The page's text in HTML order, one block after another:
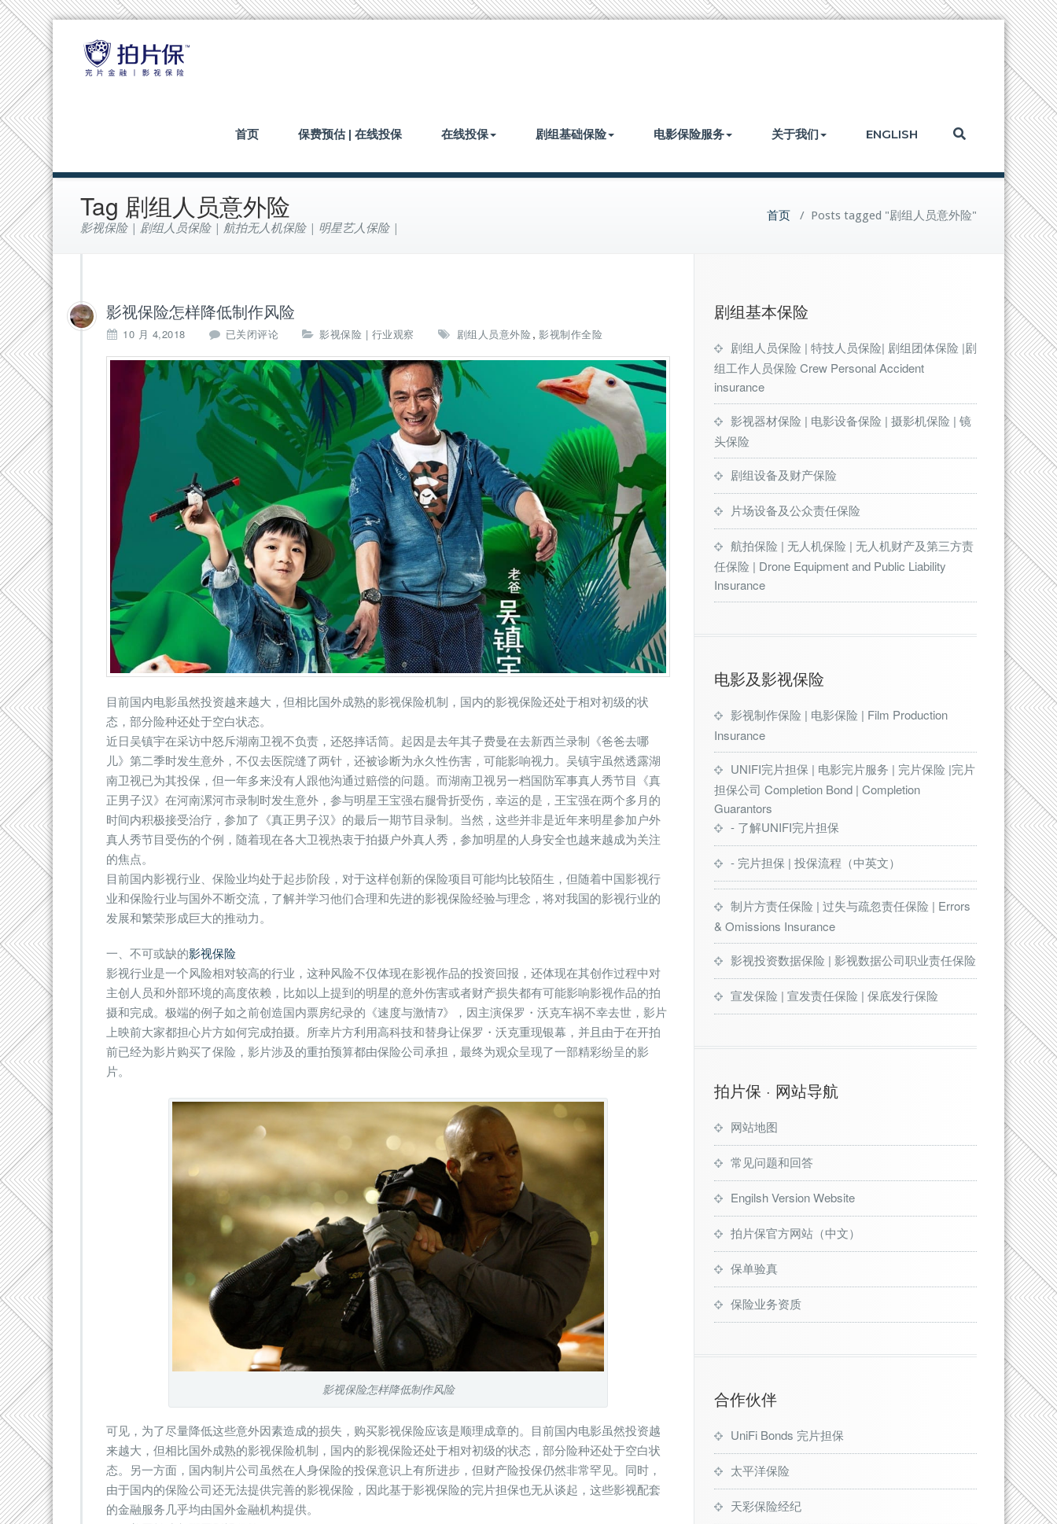
首页 保费预估 | 在线投保 在线投保 剧组基础保险 电影保险服务 关于我们 ENGLISH
Tag 剧组人员意外险
影视保险 | 剧组人员保险 | 航拍无人机保险 | 明星艺人保险 |
首页 / Posts tagged "剧组人员意外险"
影视保险怎样降低制作风险
10 月 4,2018 已关闭评论 影视保险 | 行业观察 剧组人员意外险 , 影视制作全险
目前国内电影虽然投资越来越大，但相比国外成熟的影视保险机制，国内的影视保险还处于相对初级的状
态，部分险种还处于空白状态。
近日吴镇宇在采访中怒斥湖南卫视不负责，还怒摔话筒。起因是去年其子费曼在去新西兰录制《爸爸去哪
儿》第二季时发生意外，不仅去医院缝了两针，还被诊断为永久性伤害，可能影响视力。吴镇宇虽然透露湖
南卫视已为其投保，但一年多来没有人跟他沟通过赔偿的问题。而湖南卫视另一档国防军事真人秀节目《真
正男子汉》在河南漯河市录制时发生意外，参与明星王宝强右腿骨折受伤，幸运的是，王宝强在两个多月的
时间内积极接受治疗，参加了《真正男子汉》的最后一期节目录制。当然，这些并非是近年来明星参加户外
真人秀节目受伤的个例，随着现在各大卫视热衷于拍摄户外真人秀，参加明星的人身安全也越来越成为关注
的焦点。
目前国内影视行业、保险业均处于起步阶段，对于这样创新的保险项目可能均比较陌生，但随着中国影视行
业和保险行业与国外不断交流，了解并学习他们合理和先进的影视保险经验与理念，将对我国的影视行业的
发展和繁荣形成巨大的推动力。
一、不可或缺的影视保险
影视行业是一个风险相对较高的行业，这种风险不仅体现在影视作品的投资回报，还体现在其创作过程中对
主创人员和外部环境的高度依赖，比如以上提到的明星的意外伤害或者财产损失都有可能影响影视作品的拍
摄和完成。极端的例子如之前创造国内票房纪录的《速度与激情7》，因主演保罗・沃克车祸不幸去世，影片
上映前大家都担心片方如何完成拍摄。所幸片方利用高科技和替身让保罗・沃克重现银幕，并且由于在开拍
前已经为影片购买了保险，影片涉及的重拍预算都由保险公司承担，最终为观众呈现了一部精彩纷呈的影
片。
影视保险怎样降低制作风险
可见，为了尽量降低这些意外因素造成的损失，购买影视保险应该是顺理成章的。目前国内电影虽然投资越
来越大，但相比国外成熟的影视保险机制，国内的影视保险还处于相对初级的状态，部分险种还处于空白状
态。另一方面，国内制片公司虽然在人身保险的投保意识上有所进步，但财产险投保仍然非常罕见。同时，
由于国内的保险公司还无法提供完善的影视保险，因此基于影视保险的完片担保也无从谈起，这些影视配套
的金融服务几乎均由国外金融机构提供。
剧组基本保险
剧组人员保险 | 特技人员保险| 剧组团体保险 |剧
组工作人员保险 Crew Personal Accident
insurance
影视器材保险 | 电影设备保险 | 摄影机保险 | 镜
头保险
剧组设备及财产保险
片场设备及公众责任保险
航拍保险 | 无人机保险 | 无人机财产及第三方责
任保险 | Drone Equipment and Public Liability
Insurance
电影及影视保险
影视制作保险 | 电影保险 | Film Production
Insurance
UNIFI完片担保 | 电影完片服务 | 完片保险 |完片
担保公司 Completion Bond | Completion
Guarantors
- 了解UNIFI完片担保
- 完片担保 | 投保流程（中英文）
制片方责任保险 | 过失与疏忽责任保险 | Errors
& Omissions Insurance
影视投资数据保险 | 影视数据公司职业责任保险
宣发保险 | 宣发责任保险 | 保底发行保险
拍片保 · 网站导航
网站地图
常见问题和回答
Engilsh Version Website
拍片保官方网站（中文）
保单验真
保险业务资质
合作伙伴
UniFi Bonds 完片担保
太平洋保险
天彩保险经纪